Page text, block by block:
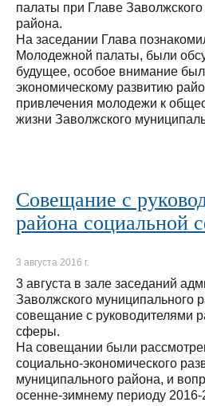
палаты при Главе
района.
На заседании Глава
Молодежной палаты, были
будущее, особое внимание
экономическому развитию
привлечения молодежи к
жизни Заволжского
Совещание с
района социальной
3 августа 2016 г.
3 августа в зале заседаний
Заволжского муниципального
совещание с руководителями
сферы.
На совещании были
социально-экономического
муниципального района, и
осенне-зимнему периоду 2016-